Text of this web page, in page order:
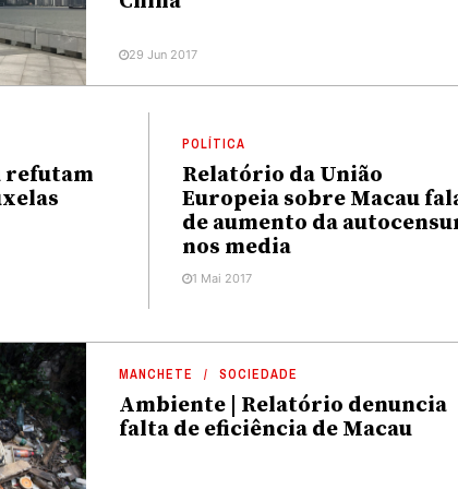
29 Jun 2017
refutam
POLÍTICA
Relatório da União
Europeia sobre Macau
de aumento da
nos media
1 Mai 2017
MANCHETE SOCIEDADE
Ambiente | Relatório denuncia
falta de eficiência de Macau